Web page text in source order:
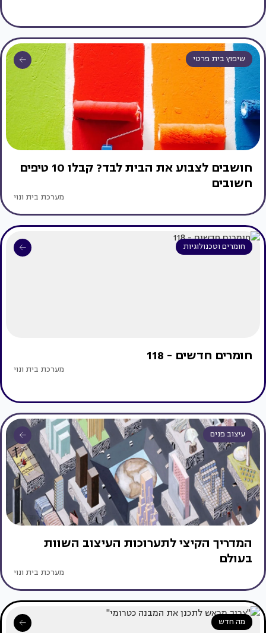
שיפוץ בית פרטי
חושבים לצבוע את הבית לבד? קבלו 10 טיפים
חשובים
מערכת בית ונוי
חומרים וטכנולוגיות
חומרים חדשים - 118
מערכת בית ונוי
עיצוב פנים
המדריך הקיצי לתערוכות העיצוב השוות
בעולם
מערכת בית ונוי
מה חדש